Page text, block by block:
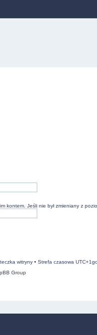
kontem. Jeśli nie był zmieniany z
witryny• Strefa czasowa
Group